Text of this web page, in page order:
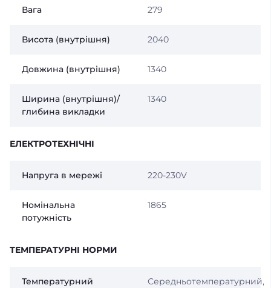
Вага 279
Висота (внутрішня) 2040
Довжина (внутрішня) 1340
Ширина (внутрішня)/
глибина викладки
1340
ЕЛЕКТРОТЕХНІЧНІ
Напруга в мережі 220-230V
Номінальна
потужність
1865
ТЕМПЕРАТУРНІ НОРМИ
Температурний
Середньотемпературний,